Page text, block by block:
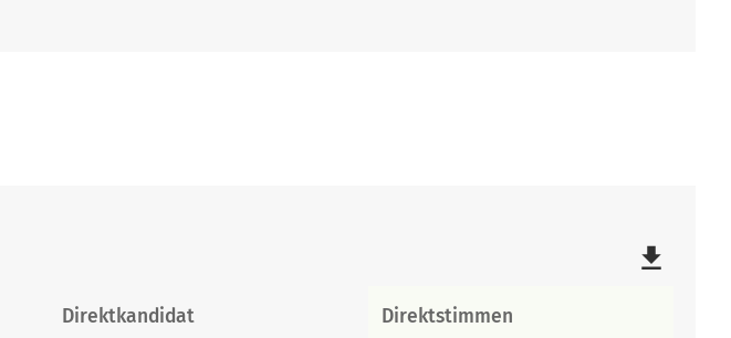
file_download
Direktkandidat Direktstimmen